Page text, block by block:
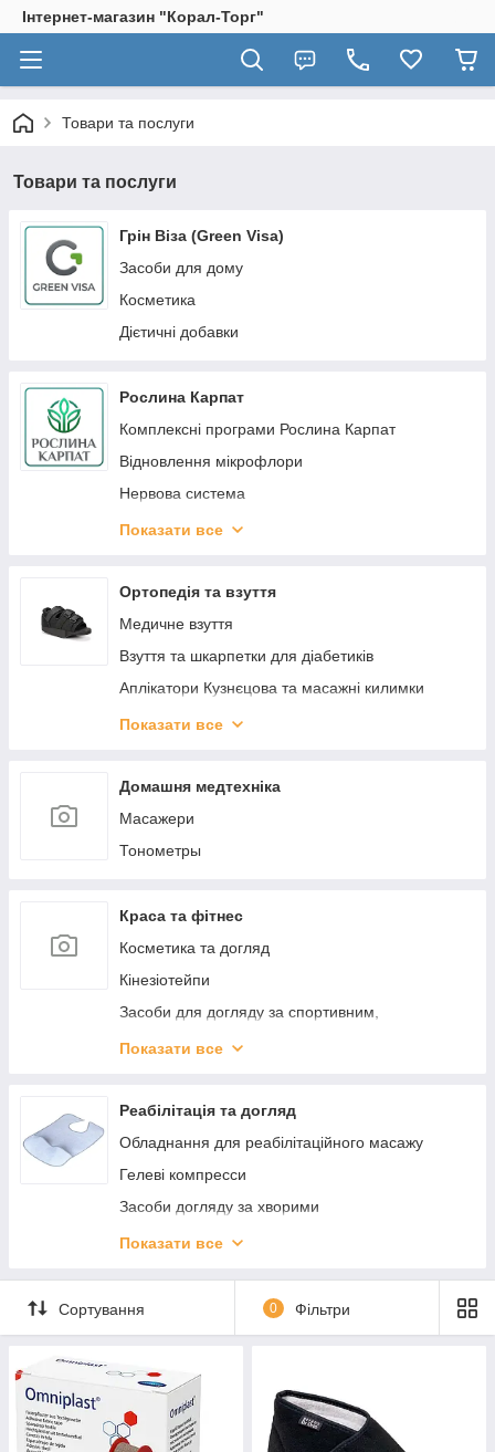
Інтернет-магазин "Корал-Торг"
Товари та послуги
Товари та послуги
Грін Віза (Green Visa)
Засоби для дому
Косметика
Дієтичні добавки
Рослина Карпат
Комплексні програми Рослина Карпат
Відновлення мікрофлори
Нервова система
ЕКО_ ДІМ
КОСМІТИЧНІ БАЛЬЗАМІ
ЗДОРОВ'Я
Показати все
Ортопедія та взуття
Медичне взуття
Взуття та шкарпетки для діабетиків
Аплікатори Кузнєцова та масажні килимки
Вальгусні шини, міжпальцеві перегородки
Ортопедичне взуття для дітей
Подушки ортопедичні
Устілки та підп'ятки
Показати все
Домашня медтехніка
Масажери
Тонометры
Краса та фітнес
Косметика та догляд
Кінезіотейпи
Засоби для догляду за спортивним,
Показати все
Реабілітація та догляд
Обладнання для реабілітаційного масажу
Гелеві компресси
Засоби догляду за хворими
Паличка для ходьби (Трість)
Приладдя для ванни
Перевязочные средства и уход за ранами
Показати все
Сортування 0 Фільтри